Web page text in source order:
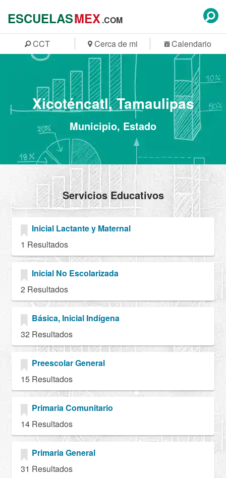
ESCUELASMEX.COM
CCT Cerca de mi Calendario
Xicoténcatl, Tamaulipas
Municipio, Estado
Servicios Educativos
Inicial Lactante y Maternal
1 Resultados
Inicial No Escolarizada
2 Resultados
Básica, Inicial Indígena
32 Resultados
Preescolar General
15 Resultados
Primaria Comunitario
14 Resultados
Primaria General
31 Resultados